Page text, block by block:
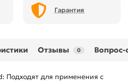
Гарантия
Отзывы 0 Вопрос-
Подходят для применения с